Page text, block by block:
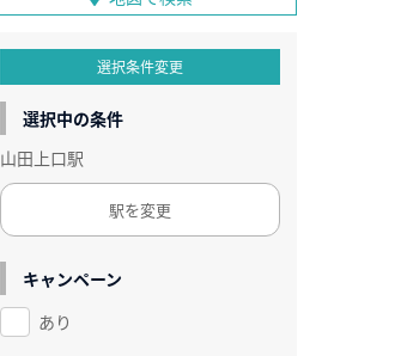
選択条件変更
選択中の条件
山田上口駅
駅を変更
キャンペーン
あり